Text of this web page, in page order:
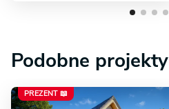
Podobne projekty
PREZENT 📖